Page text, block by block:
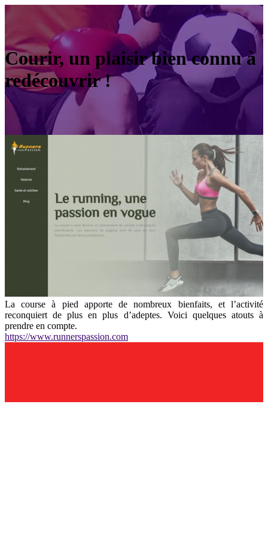
Courir, un plaisir bien connu à
redécouvrir !
La course à pied apporte de nombreux bienfaits, et l’activité
reconquiert de plus en plus d’adeptes. Voici quelques atouts à
prendre en compte.
https://www.runnerspassion.com